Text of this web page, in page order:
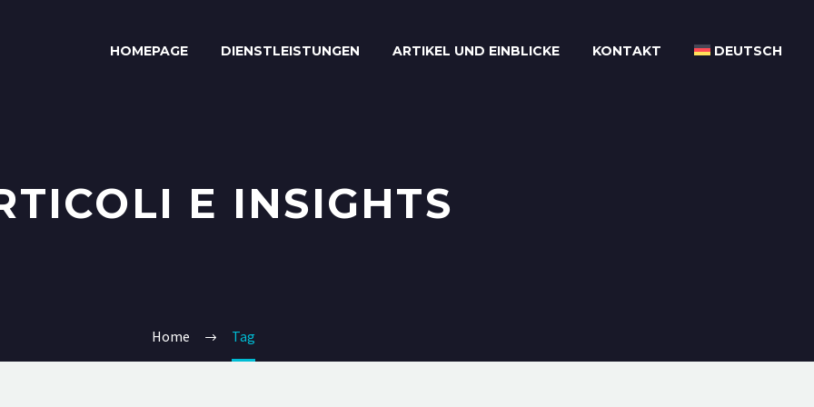
HOMEPAGE DIENSTLEISTUNGEN ARTIKEL UND EINBLICKE KONTAKT DEUTSCH
E INSIGHTS
Home Tag